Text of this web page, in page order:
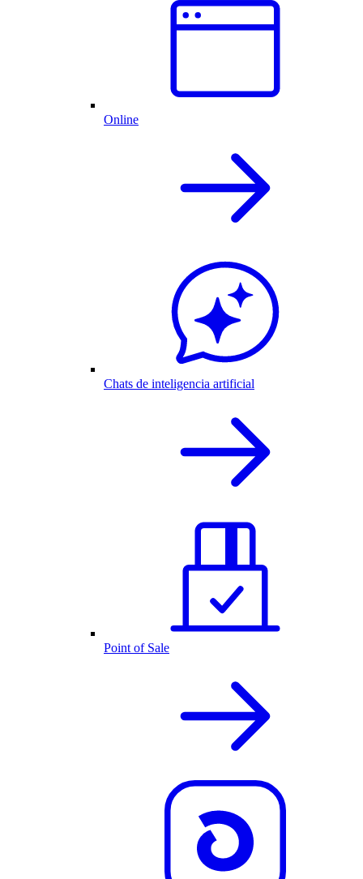
Online
Chats de inteligencia artificial
Point of Sale